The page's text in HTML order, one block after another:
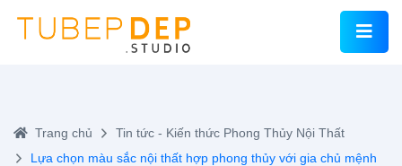
Trang chủ Tin tức - Kiến thức Phong Thủy Nội Thất
Lựa chọn màu sắc nội thất hợp phong thủy với gia chủ mệnh